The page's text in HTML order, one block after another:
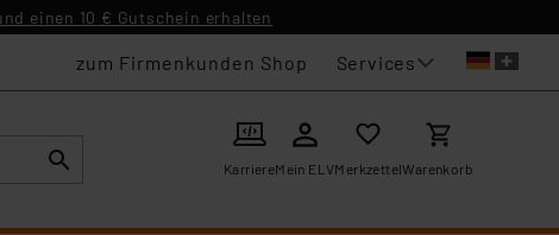
einen 10 € Gutschein erhalten
zum Firmenkunden Shop Services
KarriereMein ELVMerkzettelWarenkorb